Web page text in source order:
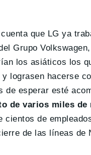
que LG ya
Grupo
los asiáticos los
lograsen hacerse
de esperar esté
de varios miles de
cientos de
de las líneas de